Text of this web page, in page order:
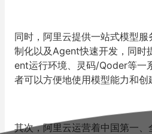
同时，阿里云提供一站式模型
制化以及Agent快速开发，同时
ent运行环境、灵码/Qoder等一
者可以方便地使用模型能力和创
其次，阿里云运营着中国第一